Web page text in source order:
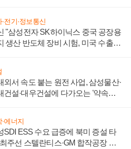
전기·정보통신
"삼성전자 SK하이닉스 중국 공장용
생산 반도체 장비 시험, 미국 수출통
외서 속도 붙는 원전 사업, 삼성물산·
건설·대우건설에 다가오는 '약속의
에너지
SDI ESS 수요 급증에 북미 증설 타
주선 스텔란티스·GM 합작공장 건